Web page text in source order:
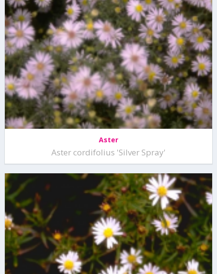
Aster
Aster cordifolius 'Silver Spray'